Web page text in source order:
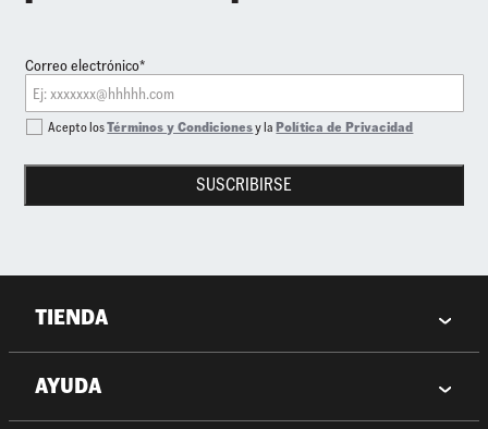
Correo electrónico*
SUSCRIBIRSE
Acepto losTérminos y Condicionesy laPolítica de Privacidad
TIENDA
AYUDA